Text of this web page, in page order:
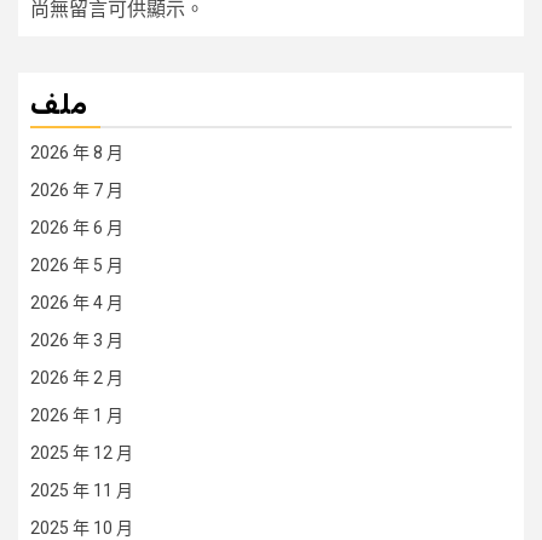
尚無留言可供顯示。
ملف
2026 年 8 月
2026 年 7 月
2026 年 6 月
2026 年 5 月
2026 年 4 月
2026 年 3 月
2026 年 2 月
2026 年 1 月
2025 年 12 月
2025 年 11 月
2025 年 10 月